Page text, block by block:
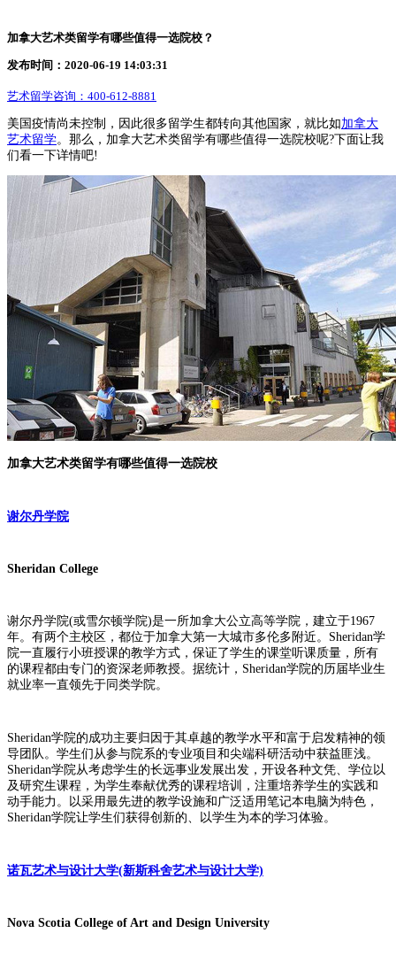
加拿大艺术类留学有哪些值得一选院校？
发布时间：2020-06-19 14:03:31
艺术留学咨询： 400-612-8881
美国疫情尚未控制，因此很多留学生都转向其他国家，就比如加拿大
艺术留学。那么，加拿大艺术类留学有哪些值得一选院校呢?下面让我
们看一下详情吧!
加拿大艺术类留学有哪些值得一选院校
谢尔丹学院
Sheridan College
谢尔丹学院(或雪尔顿学院)是一所加拿大公立高等学院，建立于1967
年。有两个主校区，都位于加拿大第一大城市多伦多附近。Sheridan学
院一直履行小班授课的教学方式，保证了学生的课堂听课质量，所有
的课程都由专门的资深老师教授。据统计，Sheridan学院的历届毕业生
就业率一直领先于同类学院。
Sheridan学院的成功主要归因于其卓越的教学水平和富于启发精神的领
导团队。学生们从参与院系的专业项目和尖端科研活动中获益匪浅。
Sheridan学院从考虑学生的长远事业发展出发，开设各种文凭、学位以
及研究生课程，为学生奉献优秀的课程培训，注重培养学生的实践和
动手能力。以采用最先进的教学设施和广泛适用笔记本电脑为特色，
Sheridan学院让学生们获得创新的、以学生为本的学习体验。
诺瓦艺术与设计大学(新斯科舍艺术与设计大学)
Nova Scotia College of Art and Design University